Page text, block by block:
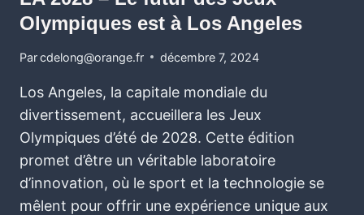
Olympiques est à Los Angeles
Parcdelong@orange.fr décembre 7, 2024
Los Angeles, la capitale mondiale du
divertissement, accueillera les Jeux
Olympiques d’été de 2028. Cette édition
promet d’être un véritable laboratoire
d’innovation, où le sport et la technologie se
mêlent pour offrir une expérience unique aux